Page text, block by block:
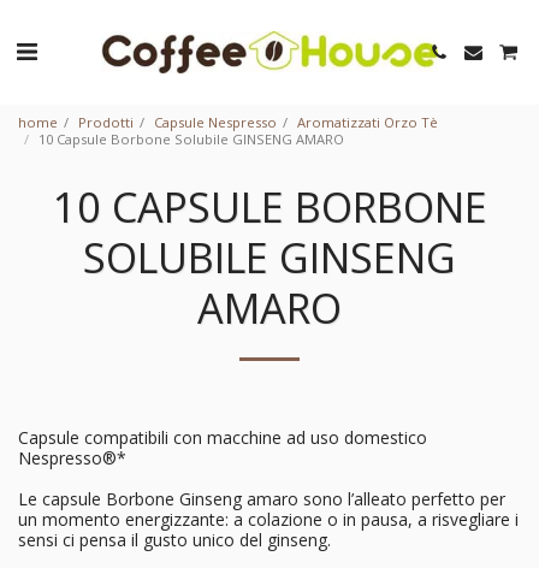
home Prodotti Capsule Nespresso
Aromatizzati Orzo Tè
10 Capsule Borbone Solubile GINSENG AMARO
10 CAPSULE BORBONE
SOLUBILE GINSENG
AMARO
Capsule compatibili con macchine ad uso domestico
Nespresso®*
Le capsule Borbone Ginseng amaro sono l’alleato perfetto per
un momento energizzante: a colazione o in pausa, a risvegliare i
sensi ci pensa il gusto unico del ginseng.